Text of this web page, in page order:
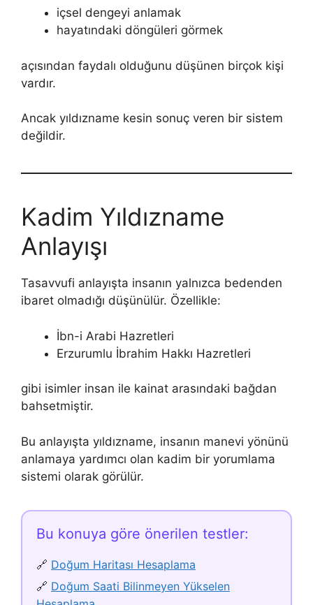
içsel dengeyi anlamak
hayatındaki döngüleri görmek
açısından faydalı olduğunu düşünen birçok kişi
vardır.
Ancak yıldızname kesin sonuç veren bir sistem
değildir.
Kadim Yıldızname
Anlayışı
Tasavvufi anlayışta insanın yalnızca bedenden
ibaret olmadığı düşünülür. Özellikle:
İbn-i Arabi Hazretleri
Erzurumlu İbrahim Hakkı Hazretleri
gibi isimler insan ile kainat arasındaki bağdan
bahsetmiştir.
Bu anlayışta yıldızname, insanın manevi yönünü
anlamaya yardımcı olan kadim bir yorumlama
sistemi olarak görülür.
Bu konuya göre önerilen testler:
🔗 Doğum Haritası Hesaplama
🔗 Doğum Saati Bilinmeyen Yükselen